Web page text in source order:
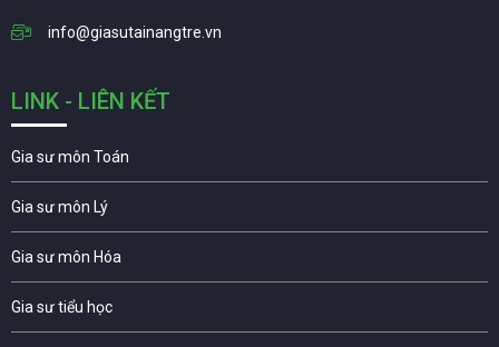
info@giasutainangtre.vn
LINK - LIÊN KẾT
Gia sư môn Toán
Gia sư môn Lý
Gia sư môn Hóa
Gia sư tiểu học